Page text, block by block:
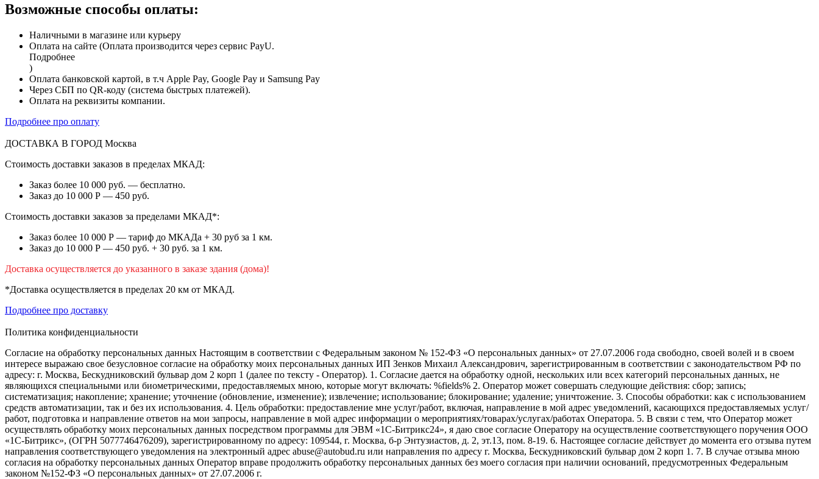
Возможные способы оплаты:
Наличными в магазине или курьеру
Оплата на сайте (Оплата производится через сервис PayU.
Подробнее
)
Оплата банковской картой, в т.ч Apple Pay, Google Pay и Samsung Pay
Через СБП по QR-коду (система быстрых платежей).
Оплата на реквизиты компании.
Подробнее про оплату
ДОСТАВКА В ГОРОД Москва
Стоимость доставки заказов в пределах МКАД:
Заказ более 10 000 руб. — бесплатно.
Заказ до 10 000 Р — 450 руб.
Стоимость доставки заказов за пределами МКАД*:
Заказ более 10 000 Р — тариф до МКАДа + 30 руб за 1 км.
Заказ до 10 000 Р — 450 руб. + 30 руб. за 1 км.
Доставка осуществляется до указанного в заказе здания (дома)!
*Доставка осуществляется в пределах 20 км от МКАД.
Подробнее про доставку
Политика конфиденциальности
Согласие на обработку персональных данных Настоящим в соответствии с Федеральным законом № 152-ФЗ «О персональных данных» от 27.07.2006 года свободно, своей волей и в своем
интересе выражаю свое безусловное согласие на обработку моих персональных данных ИП Зенков Михаил Александрович, зарегистрированным в соответствии с законодательством РФ по
адресу: г. Москва, Бескудниковский бульвар дом 2 корп 1 (далее по тексту - Оператор). 1. Согласие дается на обработку одной, нескольких или всех категорий персональных данных, не
являющихся специальными или биометрическими, предоставляемых мною, которые могут включать: %fields% 2. Оператор может совершать следующие действия: сбор; запись;
систематизация; накопление; хранение; уточнение (обновление, изменение); извлечение; использование; блокирование; удаление; уничтожение. 3. Способы обработки: как с использованием
средств автоматизации, так и без их использования. 4. Цель обработки: предоставление мне услуг/работ, включая, направление в мой адрес уведомлений, касающихся предоставляемых услуг/
работ, подготовка и направление ответов на мои запросы, направление в мой адрес информации о мероприятиях/товарах/услугах/работах Оператора. 5. В связи с тем, что Оператор может
осуществлять обработку моих персональных данных посредством программы для ЭВМ «1С-Битрикс24», я даю свое согласие Оператору на осуществление соответствующего поручения ООО
«1С-Битрикс», (ОГРН 5077746476209), зарегистрированному по адресу: 109544, г. Москва, б-р Энтузиастов, д. 2, эт.13, пом. 8-19. 6. Настоящее согласие действует до момента его отзыва путем
направления соответствующего уведомления на электронный адрес abuse@autobud.ru или направления по адресу г. Москва, Бескудниковский бульвар дом 2 корп 1. 7. В случае отзыва мною
согласия на обработку персональных данных Оператор вправе продолжить обработку персональных данных без моего согласия при наличии оснований, предусмотренных Федеральным
законом №152-ФЗ «О персональных данных» от 27.07.2006 г.